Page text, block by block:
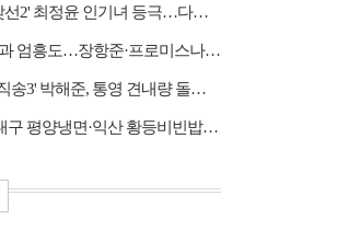
[종합] '합숙맞선2' 최정윤 인기녀 등극…다음주 마지막...
'꼬꼬무' 단종과 엄흥도…장항준·프로미스나인 이채영·...
'언니네 산지직송3' 박해준, 통영 견내량 돌미역 조업 ...
'한국기행' 대구 평양냉면·익산 황등비빈밥, 백년 식당...